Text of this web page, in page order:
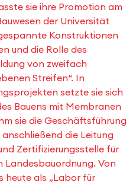
sie ihre Promotion am
der Universität
Konstruktionen
und die Rolle des
von zweifach
Streifen“. In
setzte sie sich
Bauens mit Membranen
sie die Geschäftsführung
die Leitung
Zertifizierungsstelle für
Landesbauordnung. Von
heute als „Labor für